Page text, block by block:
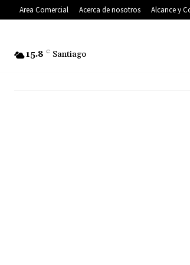
Area Comercial Acerca de nosotros Alcance y
15.8 C Santiago